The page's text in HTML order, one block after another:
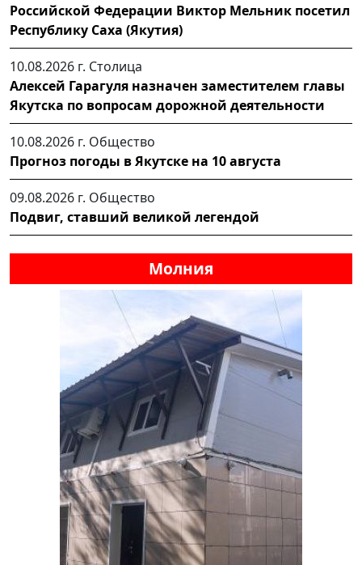
Российской Федерации Виктор Мельник посетил
Республику Саха (Якутия)
10.08.2026 г. Столица
Алексей Гарагуля назначен заместителем главы
Якутска по вопросам дорожной деятельности
10.08.2026 г. Общество
Прогноз погоды в Якутске на 10 августа
09.08.2026 г. Общество
Подвиг, ставший великой легендой
Молния